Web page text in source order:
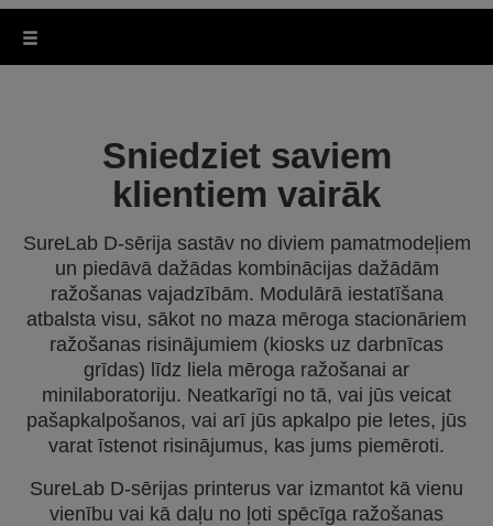
Sniedziet saviem
klientiem vairāk
SureLab D-sērija sastāv no diviem pamatmodeļiem
un piedāvā dažādas kombinācijas dažādām
ražošanas vajadzībām. Modulārā iestatīšana
atbalsta visu, sākot no maza mēroga stacionāriem
ražošanas risinājumiem (kiosks uz darbnīcas
grīdas) līdz liela mēroga ražošanai ar
minilaboratoriju. Neatkarīgi no tā, vai jūs veicat
pašapkalpošanos, vai arī jūs apkalpo pie letes, jūs
varat īstenot risinājumus, kas jums piemēroti.
SureLab D-sērijas printerus var izmantot kā vienu
vienību vai kā daļu no ļoti spēcīga ražošanas